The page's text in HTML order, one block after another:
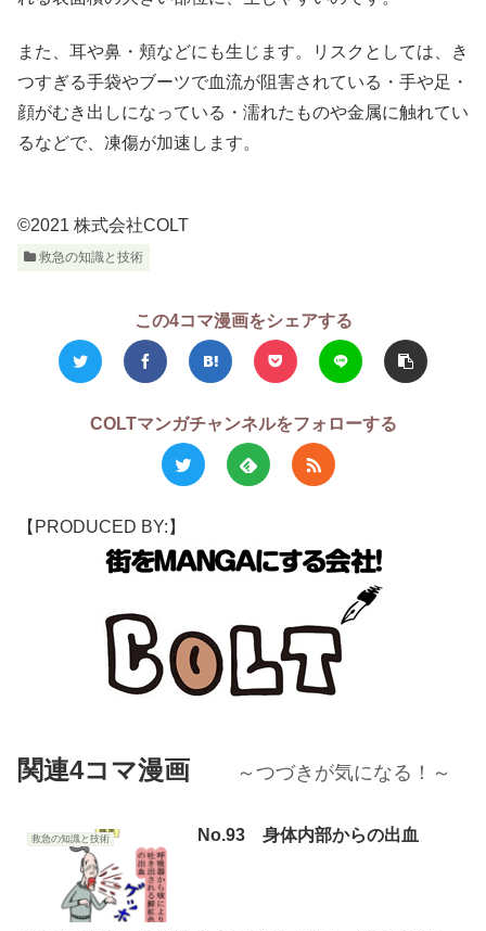
また、耳や鼻・頬などにも生じます。リスクとしては、き
つすぎる手袋やブーツで血流が阻害されている・手や足・
顔がむき出しになっている・濡れたものや金属に触れてい
るなどで、凍傷が加速します。
©2021 株式会社COLT
救急の知識と技術
この4コマ漫画をシェアする
COLTマンガチャンネルをフォローする
【PRODUCED BY:】
関連4コマ漫画 ～つづきが気になる！～
救急の知識と技術 No.93 身体内部からの出血